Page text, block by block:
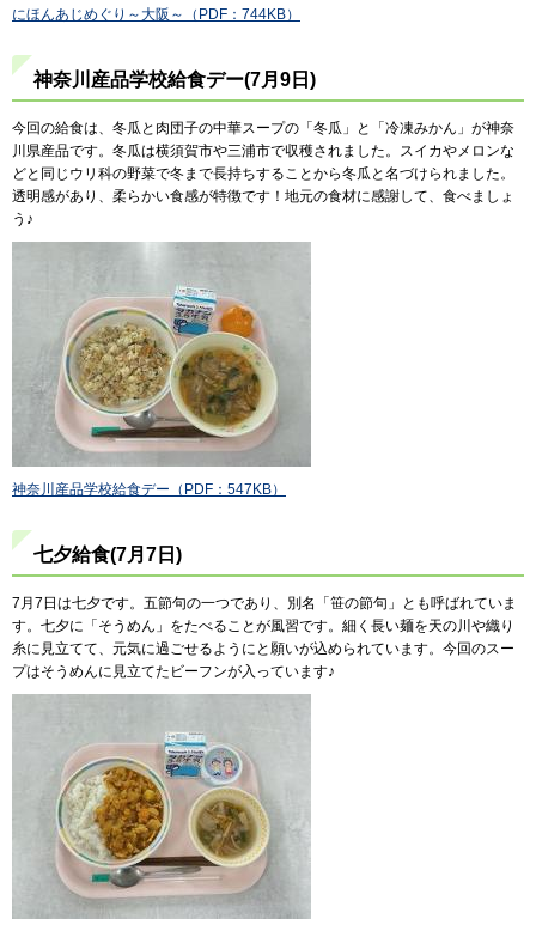
にほんあじめぐり～大阪～（PDF：744KB）
神奈川産品学校給食デー(7月9日)
今回の給食は、冬瓜と肉団子の中華スープの「冬瓜」と「冷凍みかん」が神奈
川県産品です。冬瓜は横須賀市や三浦市で収穫されました。スイカやメロンな
どと同じウリ科の野菜で冬まで長持ちすることから冬瓜と名づけられました。
透明感があり、柔らかい食感が特徴です！地元の食材に感謝して、食べましょ
う♪
神奈川産品学校給食デー（PDF：547KB）
七夕給食(7月7日)
7月7日は七夕です。五節句の一つであり、別名「笹の節句」とも呼ばれていま
す。七夕に「そうめん」をたべることが風習です。細く長い麺を天の川や織り
糸に見立てて、元気に過ごせるようにと願いが込められています。今回のスー
プはそうめんに見立てたビーフンが入っています♪